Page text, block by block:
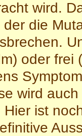
wird.
die
oder
wird
ist